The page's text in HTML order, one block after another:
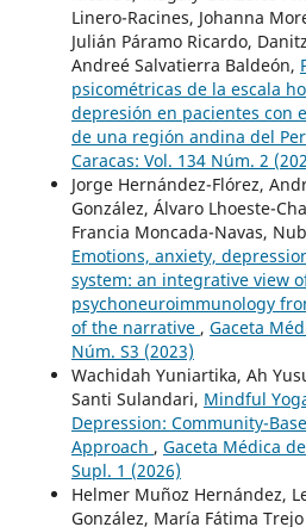
Linero-Racines, Johanna
Julián Páramo Ricardo,
Andreé Salvatierra Baldeón,
psicométricas de la escala
depresión en pacientes con
de una región andina del
Caracas: Vol. 134 Núm. 2
Jorge Hernández-Flórez,
González, Álvaro Lhoeste-
Francia Moncada-Navas,
Emotions, anxiety,
system: an integrative view
psychoneuroimmunology
of the narrative , Gaceta
Núm. S3 (2023)
Wachidah Yuniartika, Ah
Santi Sulandari, Mindful
Depression: Community-
Approach , Gaceta Médica
Supl. 1 (2026)
Helmer Muñoz Hernández,
González, María Fátima